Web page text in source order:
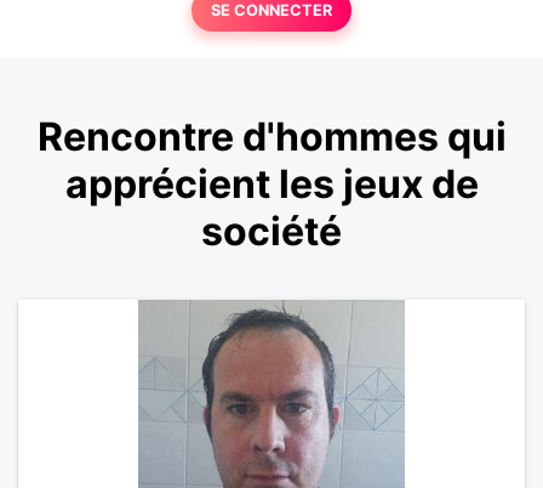
SE CONNECTER
Rencontre d'hommes qui
apprécient les jeux de
société